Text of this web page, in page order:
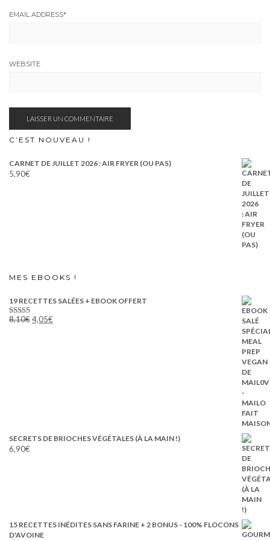
EMAIL ADDRESS*
WEBSITE
C’EST NOUVEAU !
CARNET DE JUILLET 2026 : AIR FRYER (OU PAS)
5,90€
MES EBOOKS !
19 RECETTES SALÉES + EBOOK OFFERT
Note5.00
8,10€Le
4,05€
SECRETS DE BRIOCHES VÉGÉTALES (À LA MAIN !)
6,90€
15 RECETTES INÉDITES SANS FARINE + 2 BONUS - 100% FLOCONS
D'AVOINE